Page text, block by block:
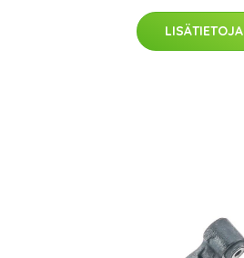
LISÄTIETOJA